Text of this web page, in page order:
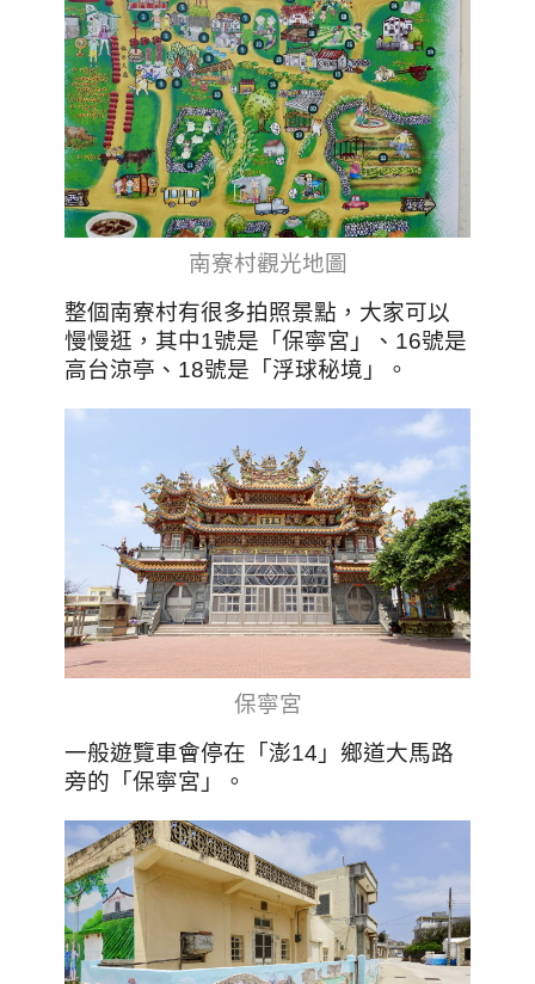
南寮村觀光地圖
整個南寮村有很多拍照景點，大家可以
慢慢逛，其中1號是「保寧宮」、16號是
高台涼亭、18號是「浮球秘境」。
保寧宮
一般遊覽車會停在「澎14」鄉道大馬路
旁的「保寧宮」。